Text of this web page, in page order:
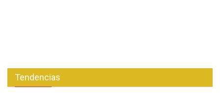
Tendencias